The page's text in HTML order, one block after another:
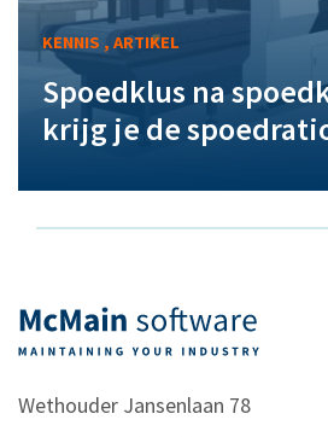
KENNIS , ARTIKEL
Spoedklus na
krijg je de
Wethouder Jansenlaan 78